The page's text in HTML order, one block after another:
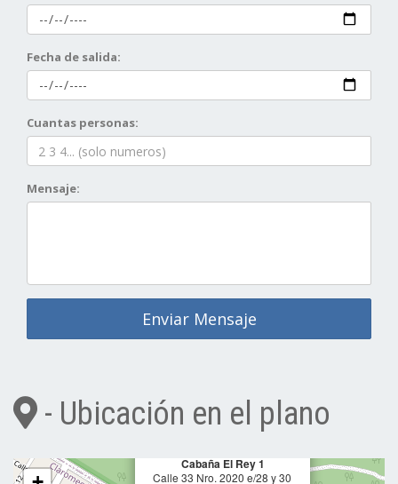
Fecha de salida:
Cuantas personas:
Mensaje:
Enviar Mensaje
- Ubicación en el plano
Cabaña El Rey 1
Calle 33 Nro. 2020 e/28 y 30